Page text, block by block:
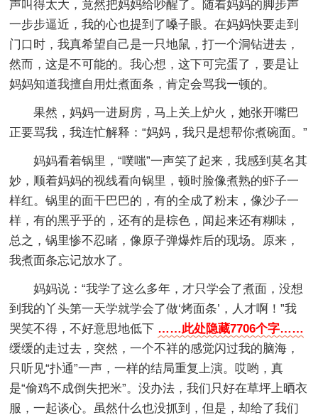
声叫得太大，竟然把妈妈给吵醒了。随着妈妈的脚步声
一步步逼近，我的心也提到了嗓子眼。在妈妈快要走到
门口时，我真希望自己是一只地鼠，打一个洞钻进去，
然而，这是不可能的。我心想，这下可完蛋了，要是让
妈妈知道我擅自用灶煮面条，肯定会骂我一顿的。
果然，妈妈一进厨房，马上关上炉火，她张开嘴巴
正要骂我，我连忙解释：“妈妈，我只是想帮你煮碗面。”
妈妈看着锅里，“噗嗤”一声笑了起来，我感到莫名其
妙，顺着妈妈的视线看向锅里，顿时脸像煮熟的虾子一
样红。锅里的面干巴巴的，有的全成了粉末，像沙子一
样，有的黑乎乎的，还有的是棕色，闻起来还有糊味，
总之，锅里惨不忍睹，像原子弹爆炸后的现场。原来，
我煮面条忘记放水了。
妈妈说：“我学了这么多年，才只学会了煮面，没想
到我的丫头第一天学就学会了做‘烤面条’，人才啊！”我
哭笑不得，不好意思地低下 ……此处隐藏7706个字……
缓缓的走过去，突然，一个不祥的感觉闪过我的脑海，
只听见“扑通”一声，一样的结局重复上演。哎哟，真
是“偷鸡不成倒失把米”。没办法，我们只好在草坪上晒衣
服，一起谈心。虽然什么也没抓到，但是，却给了我们